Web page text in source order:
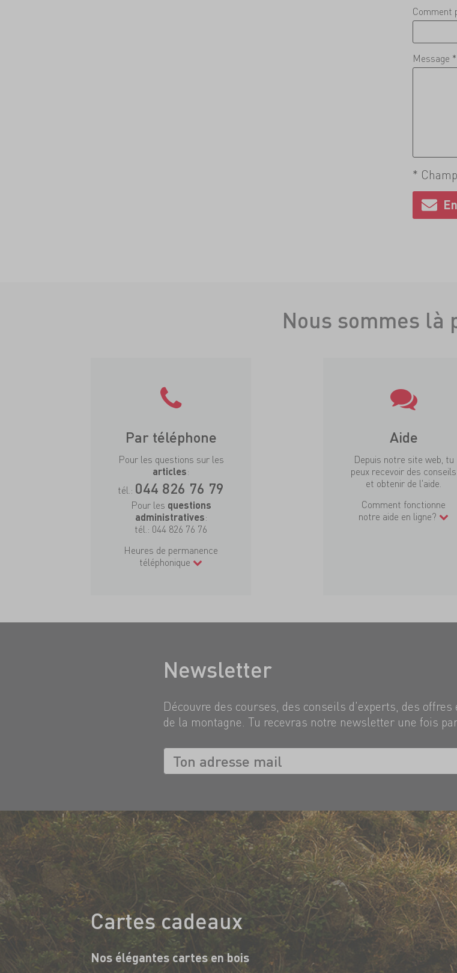
Comment
Message *
*
Nous sommes là
Par téléphone
Pour les questions sur les
articles:
tél.: 044 826 76 79
Pour les questions
administratives:
tél.: 044 826 76 76
Heures de permanence
téléphonique
Aide
Depuis notre site web, tu
peux recevoir des conseils
et obtenir de l'aide.
Comment fonctionne
notre aide en ligne?
Newsletter
Découvre des courses, des conseils d'experts, des
de la montagne. Tu recevras notre newsletter une fois
Cartes cadeaux
Nos élégantes cartes en bois